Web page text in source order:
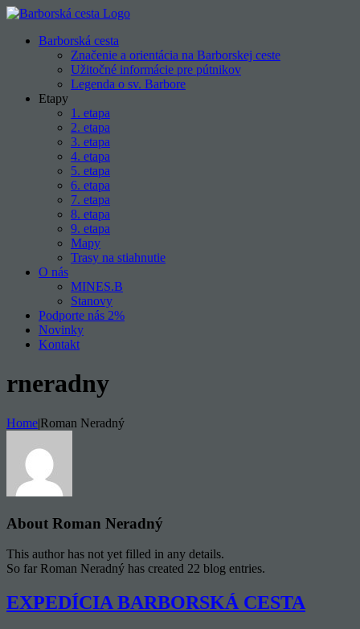
Skip
contentBarborská cesta
Značenie a orientácia na Barborskej ceste
Užitočné informácie pre pútnikov
Legenda o sv. Barbore
Etapy
1. etapa
2. etapa
3. etapa
4. etapa
5. etapa
6. etapa
7. etapa
8. etapa
9. etapa
Mapy
Trasy na stiahnutie
O nás
MINES.B
Stanovy
Podporte nás 2%
Novinky
Kontakt
rneradny
Home|Roman Neradný
About Roman Neradný
This author has not yet filled in any details.
So far Roman Neradný has created 22 blog entries.
EXPEDÍCIA BARBORSKÁ CESTA